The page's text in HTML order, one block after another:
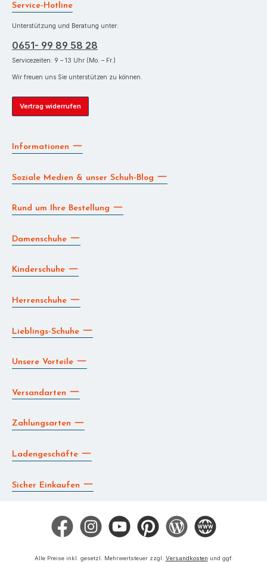
Service-Hotline
Unterstützung und Beratung unter:
0651- 99 89 58 28
Servicezeiten: 9 – 13 Uhr (Mo. – Fr.)
Wir freuen uns Sie unterstützen zu können.
Vertrag widerrufen
Informationen
Soziale Medien & unser Schuh-Blog
Rund um Ihre Bestellung
Damenschuhe
Kinderschuhe
Herrenschuhe
Lieblings-Schuhe
Unsere Vorteile
Versandarten
Zahlungsarten
Ladengeschäfte
Sicher Einkaufen
Facebook Instagram YouTube Pinterest Blog Die BERG App
Alle Preise inkl. gesetzl. Mehrwertsteuer zzgl. Versandkosten und ggf.